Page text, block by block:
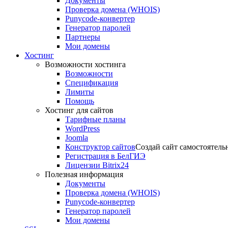
Проверка домена (WHOIS)
Punycode-конвертер
Генератор паролей
Партнеры
Мои домены
Хостинг
Возможности хостинга
Возможности
Спецификация
Лимиты
Помощь
Хостинг для сайтов
Тарифные планы
WordPress
Joomla
Конструктор сайтовСоздай сайт
Регистрация в БелГИЭ
Лицензии Bitrix24
Полезная информация
Документы
Проверка домена (WHOIS)
Punycode-конвертер
Генератор паролей
Мои домены